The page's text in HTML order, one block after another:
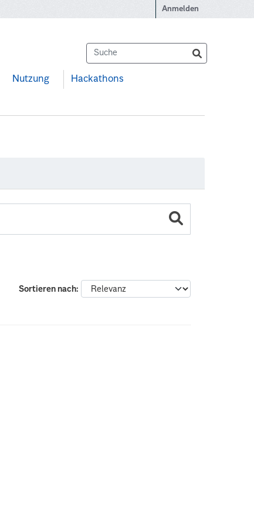
Anmelden
Nutzung Hackathons
Sortieren nach